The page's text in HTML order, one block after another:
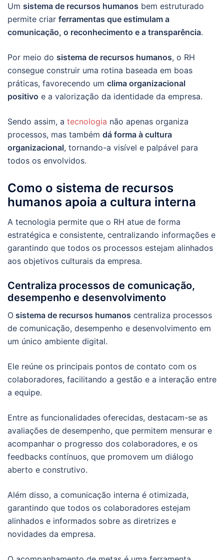
Um sistema de recursos humanos bem estruturado
permite criar ferramentas que estimulam a
comunicação, o reconhecimento e a transparência.
Por meio do sistema de recursos humanos, o RH
consegue construir uma rotina baseada em boas
práticas, favorecendo um clima organizacional
positivo e a valorização da identidade da empresa.
Sendo assim, a tecnologia não apenas organiza
processos, mas também dá forma à cultura
organizacional, tornando-a visível e palpável para
todos os envolvidos.
Como o sistema de recursos
humanos apoia a cultura interna
A tecnologia permite que o RH atue de forma
estratégica e consistente, centralizando informações e
garantindo que todos os processos estejam alinhados
aos objetivos culturais da empresa.
Centraliza processos de comunicação,
desempenho e desenvolvimento
O sistema de recursos humanos centraliza processos
de comunicação, desempenho e desenvolvimento em
um único ambiente digital.
Ele reúne os principais pontos de contato com os
colaboradores, facilitando a gestão e a interação entre
a equipe.
Entre as funcionalidades oferecidas, destacam-se as
avaliações de desempenho, que permitem mensurar e
acompanhar o progresso dos colaboradores, e os
feedbacks contínuos, que promovem um diálogo
aberto e construtivo.
Além disso, a comunicação interna é otimizada,
garantindo que todos os colaboradores estejam
alinhados e informados sobre as diretrizes e
novidades da empresa.